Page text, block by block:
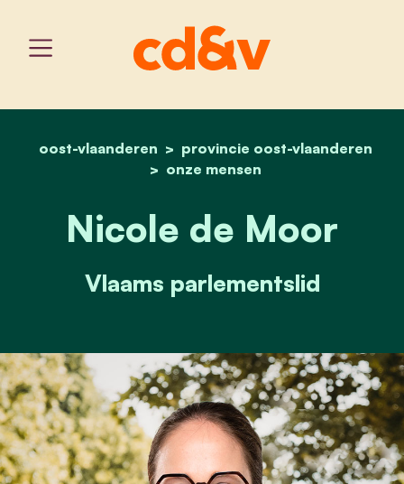
home
oost-vlaanderen
provincie oost-vlaanderen
onze mensen
nicole de moor
Nicole de Moor
Vlaams parlementslid